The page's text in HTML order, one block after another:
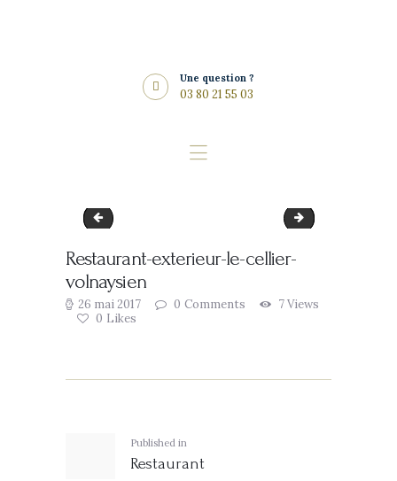
Une question ?
03 80 21 55 03
Vins du domaine
Accès & Tarifs
Actualités
Terrasse-restaurant-lecellier Salle-
Restaurant-exterieur-le-cellier-
volnaysien
26 mai 2017 0 Comments 7Views
0 Likes
Published in
post:
Restaurant